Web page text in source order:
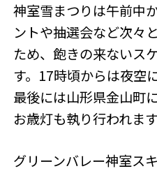
神室雪まつりは午前中
ントや抽選会など次々
ため、飽きの来ないス
す。17時頃からは夜空
最後には山形県金山町
お歳灯も執り行われます
グリーンバレー神室ス